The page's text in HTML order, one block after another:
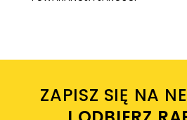
Twoje imię
Twój email
ZAPISZ SIĘ NA